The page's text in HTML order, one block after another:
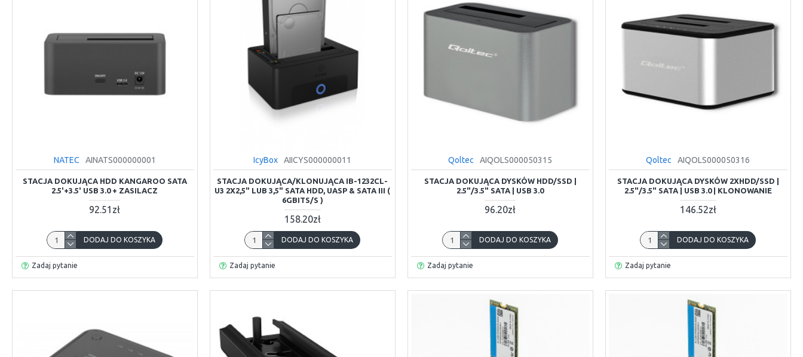
NATEC AINATS000000001
STACJA DOKUJĄCA HDD KANGAROO SATA
2.5'+3.5' USB 3.0 + ZASILACZ
92.51zł
DODAJ DO KOSZYKA
Zadaj pytanie
IcyBox AIICYS000000011
STACJA DOKUJĄCA/KLONUJĄCA IB-1232CL-
U3 2X2,5" LUB 3,5" SATA HDD, UASP & SATA III (
6GBITS/S )
158.20zł
DODAJ DO KOSZYKA
Zadaj pytanie
Qoltec AIQOLS000050315
STACJA DOKUJĄCA DYSKÓW HDD/SSD |
2.5"/3.5" SATA | USB 3.0
96.20zł
DODAJ DO KOSZYKA
Zadaj pytanie
Qoltec AIQOLS000050316
STACJA DOKUJĄCA DYSKÓW 2XHDD/SSD |
2.5"/3.5" SATA | USB 3.0 | KLONOWANIE
146.52zł
DODAJ DO KOSZYKA
Zadaj pytanie